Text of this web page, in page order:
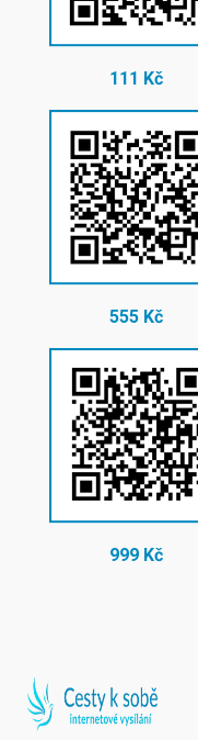
111 Kč
555 Kč
999 Kč